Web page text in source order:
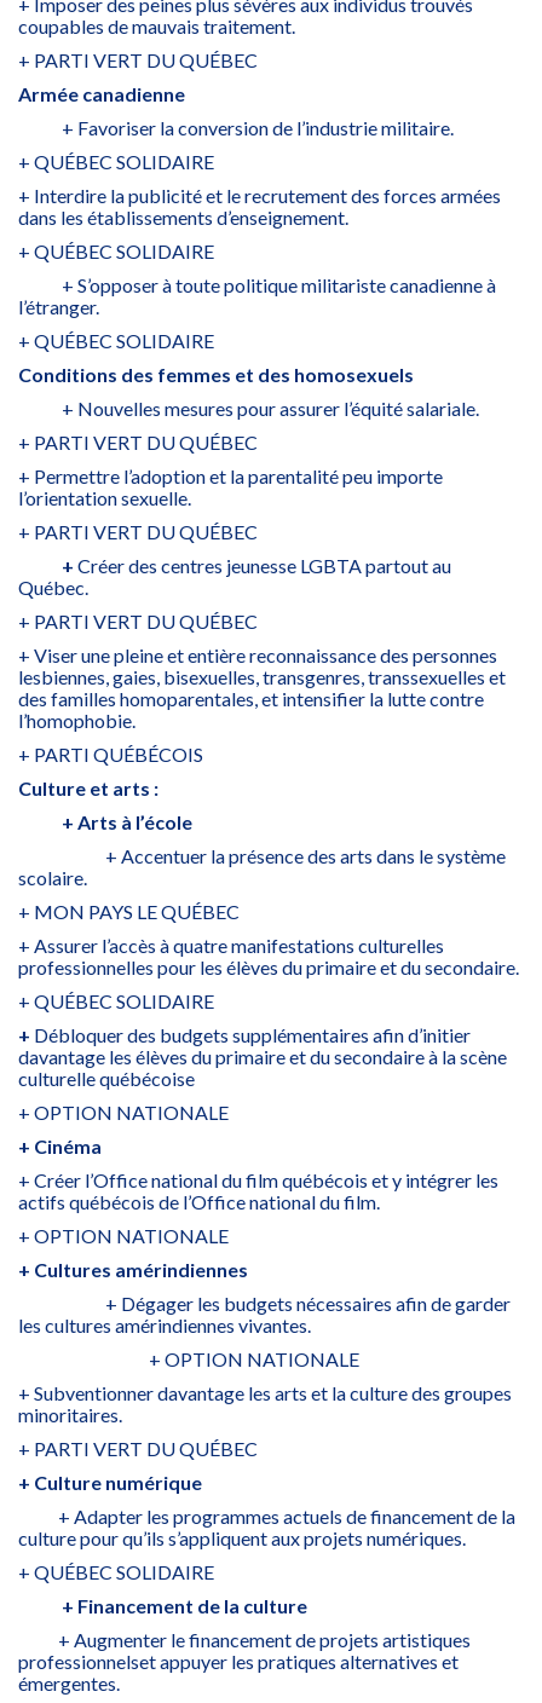
coupables de mauvais traitement.
+ PARTI VERT DU QUÉBEC
Armée canadienne
+ Favoriser la conversion de l’industrie militaire.
+ QUÉBEC SOLIDAIRE
+ Interdire la publicité et le recrutement des forces armées
dans les établissements d’enseignement.
+ QUÉBEC SOLIDAIRE
+ S’opposer à toute politique militariste canadienne à
l’étranger.
+ QUÉBEC SOLIDAIRE
Conditions des femmes et des homosexuels
+ Nouvelles mesures pour assurer l’équité salariale.
+ PARTI VERT DU QUÉBEC
+ Permettre l’adoption et la parentalité peu importe
l’orientation sexuelle.
+ PARTI VERT DU QUÉBEC
+ Créer des centres jeunesse LGBTA partout au
Québec.
+ PARTI VERT DU QUÉBEC
+ Viser une pleine et entière reconnaissance des personnes
lesbiennes, gaies, bisexuelles, transgenres, transsexuelles et
des familles homoparentales, et intensifier la lutte contre
l’homophobie.
+ PARTI QUÉBÉCOIS
Culture et arts :
+ Arts à l’école
+ Accentuer la présence des arts dans le système
scolaire.
+ MON PAYS LE QUÉBEC
+ Assurer l’accès à quatre manifestations culturelles
professionnelles pour les élèves du primaire et du secondaire.
+ QUÉBEC SOLIDAIRE
+ Débloquer des budgets supplémentaires afin d’initier
davantage les élèves du primaire et du secondaire à la scène
culturelle québécoise
+ OPTION NATIONALE
+ Cinéma
+ Créer l’Office national du film québécois et y intégrer les
actifs québécois de l’Office national du film.
+ OPTION NATIONALE
+ Cultures amérindiennes
+ Dégager les budgets nécessaires afin de garder
les cultures amérindiennes vivantes.
+ OPTION NATIONALE
+ Subventionner davantage les arts et la culture des groupes
minoritaires.
+ PARTI VERT DU QUÉBEC
+ Culture numérique
+ Adapter les programmes actuels de financement de la
culture pour qu’ils s’appliquent aux projets numériques.
+ QUÉBEC SOLIDAIRE
+ Financement de la culture
+ Augmenter le financement de projets artistiques
professionnelset appuyer les pratiques alternatives et
émergentes.